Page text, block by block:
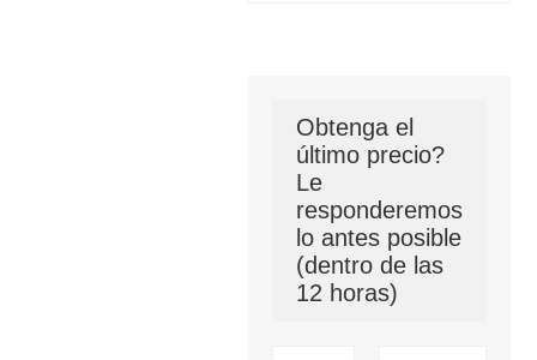
Obtenga el
último precio?
Le
responderemos
lo antes posible
(dentro de las
12 horas)